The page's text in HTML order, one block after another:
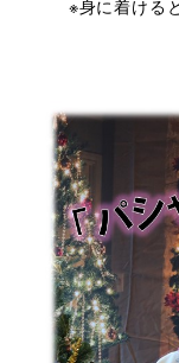
※身に着ける